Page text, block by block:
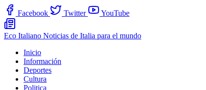
Facebook Twitter YouTube
Eco Italiano Noticias de Italia para el mundo
Inicio
Información
Deportes
Cultura
Politica